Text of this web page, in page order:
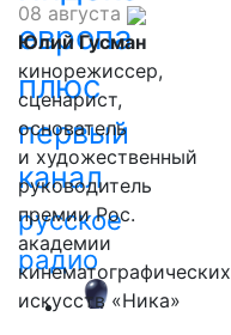
европа
плюс
первый
канал
русское
радио
08 августа
Юлий Гусман
кинорежиссер,
сценарист,
основатель
и художественный
руководитель
премии Рос.
академии
кинематографических
искусств «Ника»